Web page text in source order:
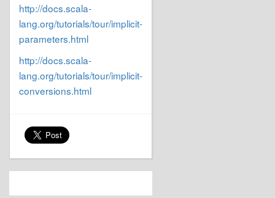
http://docs.scala-
lang.org/tutorials/tour/implicit-
parameters.html
http://docs.scala-
lang.org/tutorials/tour/implicit-
conversions.html